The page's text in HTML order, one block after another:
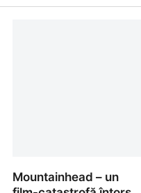
Mountainhead – un